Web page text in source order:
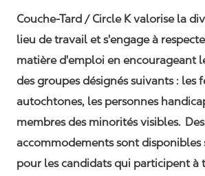
Couche-Tard / Circle K valorise la
lieu de travail et s'engage à
matière d'emploi en encourageant
des groupes désignés suivants : les
autochtones, les personnes
membres des minorités visibles. Des
accommodements sont disponibles
pour les candidats qui participent à